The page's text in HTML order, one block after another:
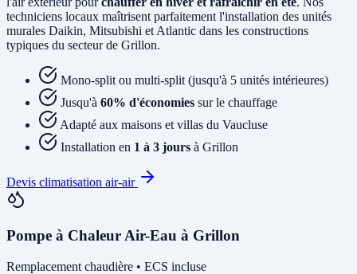
techniciens locaux maîtrisent parfaitement l'installation des unités
murales Daikin, Mitsubishi et Atlantic dans les constructions
typiques du secteur de Grillon.
Mono-split ou multi-split (jusqu'à 5 unités intérieures)
Jusqu'à 60% d'économies sur le chauffage
Adapté aux maisons et villas du Vaucluse
Installation en 1 à 3 jours à Grillon
Devis climatisation air-air
Pompe à Chaleur Air-Eau à Grillon
Remplacement chaudière • ECS incluse